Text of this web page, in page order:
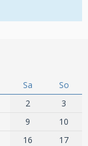
Sa
So
2
3
9
10
16
17